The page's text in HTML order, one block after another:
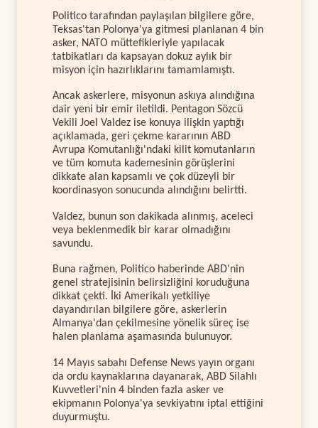
Politico tarafından paylaşılan bilgilere göre,
Teksas'tan Polonya'ya gitmesi planlanan 4 bin
asker, NATO müttefikleriyle yapılacak
tatbikatları da kapsayan dokuz aylık bir
misyon için hazırlıklarını tamamlamıştı.
Ancak askerlere, misyonun askıya alındığına
dair yeni bir emir iletildi. Pentagon Sözcü
Vekili Joel Valdez ise konuya ilişkin yaptığı
açıklamada, geri çekme kararının ABD
Avrupa Komutanlığı'ndaki kilit komutanların
ve tüm komuta kademesinin görüşlerini
dikkate alan kapsamlı ve çok düzeyli bir
koordinasyon sonucunda alındığını belirtti.
Valdez, bunun son dakikada alınmış, aceleci
veya beklenmedik bir karar olmadığını
savundu.
Buna rağmen, Politico haberinde ABD'nin
genel stratejisinin belirsizliğini koruduğuna
dikkat çekti. İki Amerikalı yetkiliye
dayandırılan bilgilere göre, askerlerin
Almanya'dan çekilmesine yönelik süreç ise
halen planlama aşamasında bulunuyor.
14 Mayıs sabahı Defense News yayın organı
da ordu kaynaklarına dayanarak, ABD Silahlı
Kuvvetleri'nin 4 binden fazla asker ve
ekipmanın Polonya'ya sevkiyatını iptal ettiğini
duyurmuştu.